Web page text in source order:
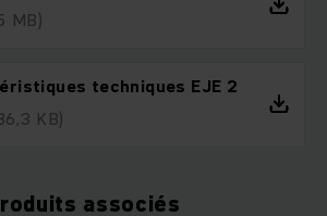
MB)
techniques EJE 2
KB)
associés